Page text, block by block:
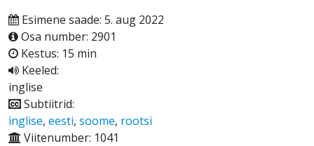
Esimene saade: 5. aug 2022
Osa number: 2901
Kestus: 15 min
Keeled:
inglise
Subtiitrid:
inglise, eesti, soome, rootsi
Viitenumber: 1041